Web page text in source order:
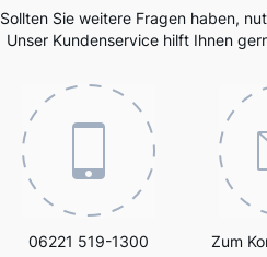
Sollten Sie weitere Fragen haben,
Unser Kundenservice hilft Ihnen
06221 519-1300 Zum